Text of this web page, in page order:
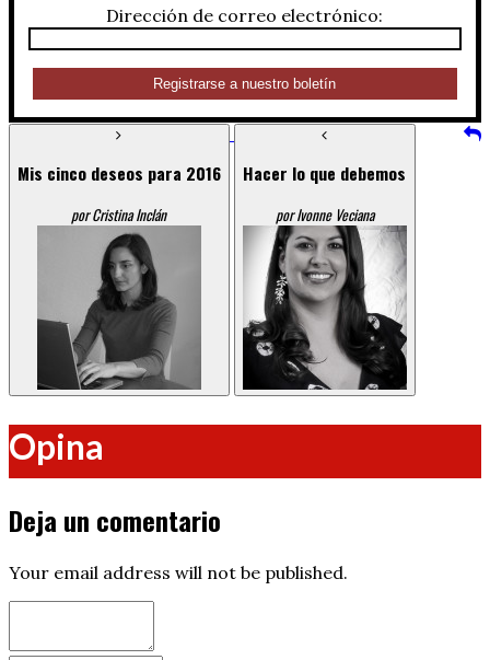
Dirección de correo electrónico:
Mis cinco deseos para 2016
por Cristina Inclán
Hacer lo que debemos
por Ivonne Veciana
Opina
Deja un comentario
Your email address will not be published.